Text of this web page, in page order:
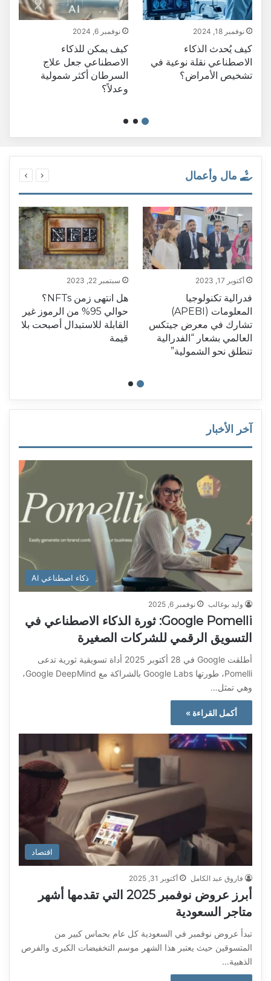
نوفمبر 18, 2024
كيف يُحدث الذكاء
الاصطناعي نقلة نوعية في
تشخيص الأمراض؟
نوفمبر 6, 2024
كيف يمكن للذكاء
الاصطناعي جعل علاج
السرطان أكثر شمولية
وعدلاً؟
مال وأعمال
أكتوبر 17, 2023
فدرالية تكنولوجيا
المعلومات (APEBI)
تشارك في معرض جيتكس
العالمي بشعار “الفدرالية
تنطلق نحو الشمولية”
سبتمبر 22, 2023
هل انتهى زمن NFTs؟
حوالي 95% من الرموز غير
القابلة للاستبدال أصبحت بلا
قيمة
آخر الأخبار
ذكاء اصطناعي AI
وليد بوغالب نوفمبر 6, 2025
Google Pomelli: ثورة الذكاء الاصطناعي في
التسويق الرقمي للشركات الصغيرة
أطلقت Google في 28 أكتوبر 2025 أداة تسويقية ثورية تدعى
Pomelli، طورتها Google Labs بالشراكة مع Google DeepMind،
وهي تمثل…
أكمل القراءة »
اقتصاد
فاروق عبد الكامل أكتوبر 31, 2025
أبرز عروض نوفمبر 2025 التي تقدمها أشهر
متاجر السعودية
تبدأ عروض نوفمبر في السعودية كل عام بحماس كبير من
المتسوقين حيث يعتبر هذا الشهر موسم التخفيضات الكبرى والفرص
الذهبية…